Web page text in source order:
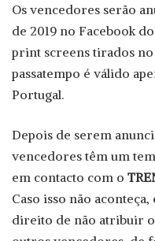
Os vencedores serão
de 2019 no Facebook do
print screens tirados no
passatempo é válido
Portugal.
Depois de serem
vencedores têm um
em contacto com o
Caso isso não aconteça,
direito de não atribuir